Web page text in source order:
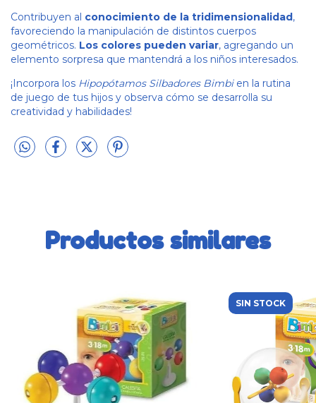
Contribuyen al conocimiento de la tridimensionalidad,
favoreciendo la manipulación de distintos cuerpos
geométricos. Los colores pueden variar, agregando un
elemento sorpresa que mantendrá a los niños interesados.
¡Incorpora los Hipopótamos Silbadores Bimbien la rutina
de juego de tus hijos y observa cómo se desarrolla su
creatividad y habilidades!
Productos similares
SIN STOCK